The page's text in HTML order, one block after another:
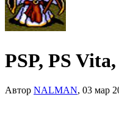
PSP, PS
Автор NALMAN, 03 мар